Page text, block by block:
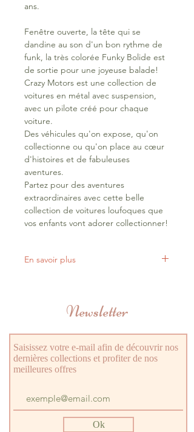
ans.
Fenêtre ouverte, la tête qui se
dandine au son d'un bon rythme de
funk, la très colorée Funky Bolide est
de sortie pour une joyeuse balade!
Crazy Motors est une collection de
voitures en métal avec suspension,
avec un pilote créé pour chaque
voiture.
Des véhicules qu'on expose, qu'on
collectionne ou qu'on place au cœur
d'histoires et de fabuleuses
aventures.
Partez pour des aventures
extraordinaires avec cette belle
collection de voitures loufoques que
vos enfants vont adorer collectionner!
En savoir plus
ajouter une singularité à la voiture.
Le coffret comprend 1 voiture en
métal et 1 personnage collé.
Dimensions du jouet : 6 x 3,9 x 4,2 cm
Dimensions de la boîte : 12 x 8 x 6 cm
Newsletter
Saisissez votre e-mail afin de découvrir nos
dernières collections et profiter de nos
meilleures offres
Ok